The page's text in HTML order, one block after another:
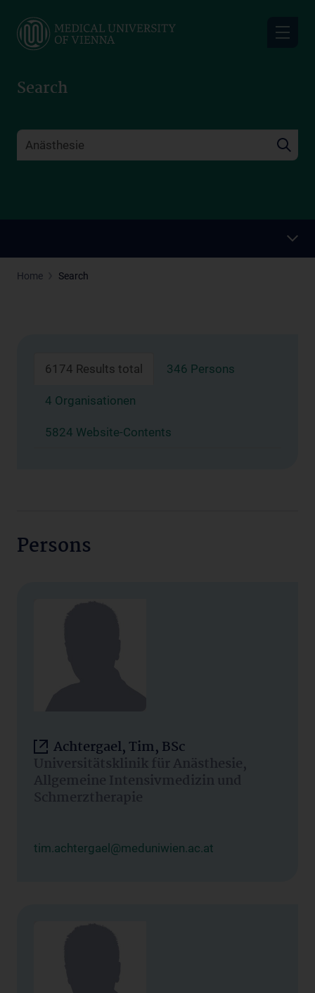
main
Search
Home Search
6174 Results total 346 Persons
4 Organisationen
5824 Website-Contents
Persons
Achtergael, Tim, BSc
Universitätsklinik für Anästhesie,
Allgemeine Intensivmedizin und
Schmerztherapie
tim.achtergael@meduniwien.ac.at